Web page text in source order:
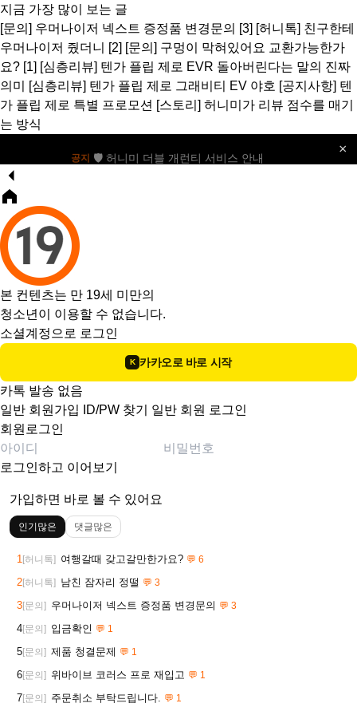
지금 가장 많이 보는 글
[문의] 우머나이저 넥스트 증정품 변경문의 [3] [허니톡] 친구한테
우머나이저 줬더니
[2] [문의] 구멍이 막혀있어요 교환가능한가
요? [1] [심층리뷰] 텐가 플립 제로 EVR 돌아버린다는 말의 진짜
의미
[심층리뷰] 텐가 플립 제로 그래비티 EV 야호 [공지사항] 텐
가 플립 제로 특별 프로모션 [스토리] 허니미가 리뷰 점수를 매기
는 방식
공지 🛡️ 허니미 더블 개런티 서비스 안내 ×
본 컨텐츠는 만 19세 미만의
청소년이 이용할 수 없습니다.
소셜계정으로 로그인
K 카카오로 바로 시작
카톡 발송 없음
일반 회원가입
ID/PW 찾기
일반 회원 로그인
회원로그인
로그인하고 이어보기
가입하면 바로 볼 수 있어요
인기많은 댓글많은
1[허니톡] 여행갈때 갖고갈만한가요? 💬 6
2[허니톡] 남친 잠자리 정떨 💬 3
3[문의] 우머나이저 넥스트 증정품 변경문의 💬 3
4[문의] 입금확인 💬 1
5[문의] 제품 청결문제 💬 1
6[문의] 위바이브 코러스 프로 재입고 💬 1
7[문의] 주문취소 부탁드립니다. 💬 1